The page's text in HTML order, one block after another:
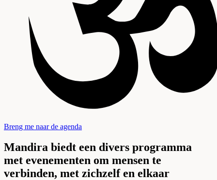
Breng me naar de agenda
Mandira biedt een divers programma
met evenementen om mensen te
verbinden, met zichzelf en elkaar